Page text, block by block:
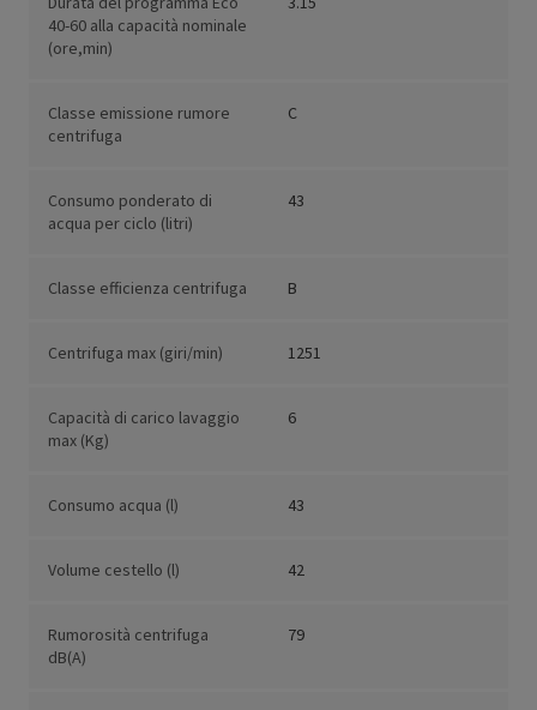
40-60 alla capacità nominale
(ore,min)
Classe emissione rumore
centrifuga
C
Consumo ponderato di
acqua per ciclo (litri)
43
Classe efficienza centrifuga B
Centrifuga max (giri/min) 1251
Capacità di carico lavaggio
max (Kg)
6
Consumo acqua (l) 43
Volume cestello (l) 42
Rumorosità centrifuga
dB(A)
79